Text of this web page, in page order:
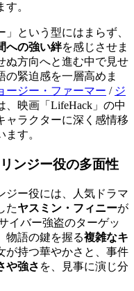
す。
という型にはまらず、
への強い絆を感じさせま
ぬ方向へと進む中で見せ
の緊迫感を一層高めま
ージー・ファーマー / ジ
、映画「LifeHack」の中
ャラクターに深く感情移
ます。
ンジー役の多面性
ジー役には、人気ドラマ
たヤスミン・フィニーが
イバー強盗のターゲッ
物語の鍵を握る複雑なキ
が持つ華やかさと、事件
や強さ を、見事に演じ分